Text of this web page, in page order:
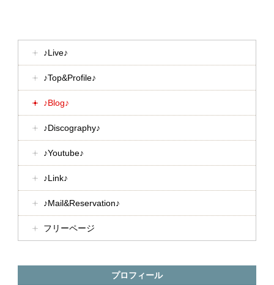
♪Live♪
♪Top&Profile♪
♪Blog♪
♪Discography♪
♪Youtube♪
♪Link♪
♪Mail&Reservation♪
フリーページ
プロフィール